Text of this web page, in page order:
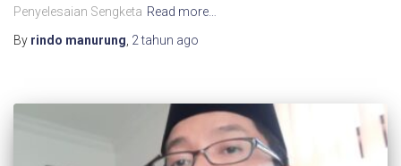
Penyelesaian Sengketa Read more…
By rindo manurung 2 tahun ago